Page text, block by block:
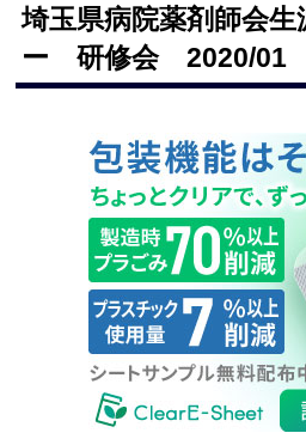
埼玉県病院薬剤師会生
ー 研修会 2020/01